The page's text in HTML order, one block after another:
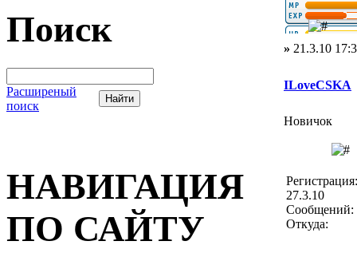
Поиск
Расширеный
поиск
НАВИГАЦИЯ
ПО САЙТУ
» 21.3.10
ILoveCSKA
Новичок
Регистрация:
27.3.10
Сообщений:
Откуда: